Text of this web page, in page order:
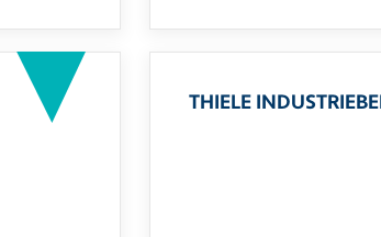
THIELE